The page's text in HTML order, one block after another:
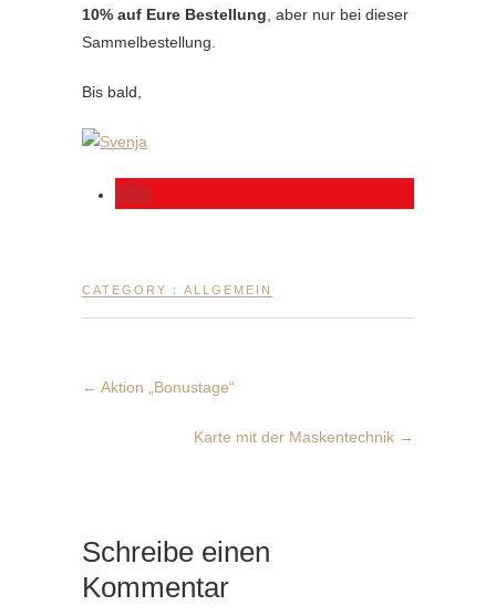
10% auf Eure Bestellung , aber nur bei dieser
Sammelbestellung.
Bis bald,
CATEGORY : ALLGEMEIN
← Aktion „Bonustage“
Karte mit der Maskentechnik →
Schreibe einen
Kommentar